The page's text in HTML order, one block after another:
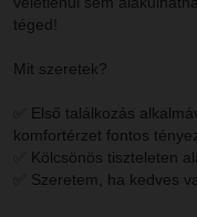
téged!
Mit szeretek?
✅ Első találkozás
komfortérzet fontos
✅ Kölcsönös tiszteleten
✅ Szeretem, ha kedves